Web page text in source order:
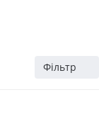
Фільтр